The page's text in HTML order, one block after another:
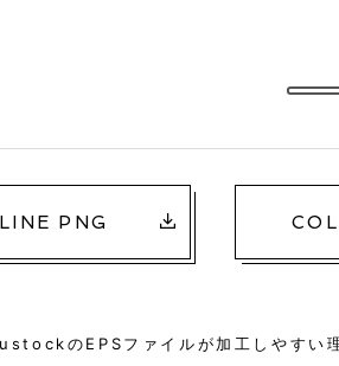
LINE PNG
のEPSファイルが加工しやすい